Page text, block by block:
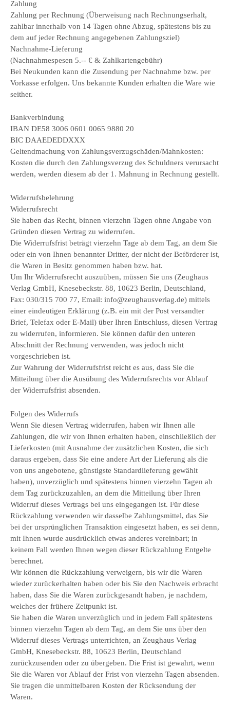
Zahlung
Zahlung per Rechnung (Überweisung nach Rechnungserhalt,
zahlbar innerhalb von 14 Tagen ohne Abzug, spätestens bis zu
dem auf jeder Rechnung angegebenen Zahlungsziel)
Nachnahme-Lieferung
(Nachnahmespesen 5.-- € & Zahlkartengebühr)
Bei Neukunden kann die Zusendung per Nachnahme bzw. per
Vorkasse erfolgen. Uns bekannte Kunden erhalten die Ware wie
seither.
Bankverbindung
IBAN DE58 3006 0601 0065 9880 20
BIC DAAEDEDDXXX
Geltendmachung von Zahlungsverzugschäden/Mahnkosten:
Kosten die durch den Zahlungsverzug des Schuldners verursacht
werden, werden diesem ab der 1. Mahnung in Rechnung gestellt.
Widerrufsbelehrung
Widerrufsrecht
Sie haben das Recht, binnen vierzehn Tagen ohne Angabe von
Gründen diesen Vertrag zu widerrufen.
Die Widerrufsfrist beträgt vierzehn Tage ab dem Tag, an dem Sie
oder ein von Ihnen benannter Dritter, der nicht der Beförderer ist,
die Waren in Besitz genommen haben bzw. hat.
Um Ihr Widerrufsrecht auszuüben, müssen Sie uns (Zeughaus
Verlag GmbH, Knesebeckstr. 88, 10623 Berlin, Deutschland,
Fax: 030/315 700 77, Email: info@zeughausverlag.de) mittels
einer eindeutigen Erklärung (z.B. ein mit der Post versandter
Brief, Telefax oder E-Mail) über Ihren Entschluss, diesen Vertrag
zu widerrufen, informieren. Sie können dafür den unteren
Abschnitt der Rechnung verwenden, was jedoch nicht
vorgeschrieben ist.
Zur Wahrung der Widerrufsfrist reicht es aus, dass Sie die
Mitteilung über die Ausübung des Widerrufsrechts vor Ablauf
der Widerrufsfrist absenden.
Folgen des Widerrufs
Wenn Sie diesen Vertrag widerrufen, haben wir Ihnen alle
Zahlungen, die wir von Ihnen erhalten haben, einschließlich der
Lieferkosten (mit Ausnahme der zusätzlichen Kosten, die sich
daraus ergeben, dass Sie eine andere Art der Lieferung als die
von uns angebotene, günstigste Standardlieferung gewählt
haben), unverzüglich und spätestens binnen vierzehn Tagen ab
dem Tag zurückzuzahlen, an dem die Mitteilung über Ihren
Widerruf dieses Vertrags bei uns eingegangen ist. Für diese
Rückzahlung verwenden wir dasselbe Zahlungsmittel, das Sie
bei der ursprünglichen Transaktion eingesetzt haben, es sei denn,
mit Ihnen wurde ausdrücklich etwas anderes vereinbart; in
keinem Fall werden Ihnen wegen dieser Rückzahlung Entgelte
berechnet.
Wir können die Rückzahlung verweigern, bis wir die Waren
wieder zurückerhalten haben oder bis Sie den Nachweis erbracht
haben, dass Sie die Waren zurückgesandt haben, je nachdem,
welches der frühere Zeitpunkt ist.
Sie haben die Waren unverzüglich und in jedem Fall spätestens
binnen vierzehn Tagen ab dem Tag, an dem Sie uns über den
Widerruf dieses Vertrags unterrichten, an Zeughaus Verlag
GmbH, Knesebeckstr. 88, 10623 Berlin, Deutschland
zurückzusenden oder zu übergeben. Die Frist ist gewahrt, wenn
Sie die Waren vor Ablauf der Frist von vierzehn Tagen absenden.
Sie tragen die unmittelbaren Kosten der Rücksendung der
Waren.